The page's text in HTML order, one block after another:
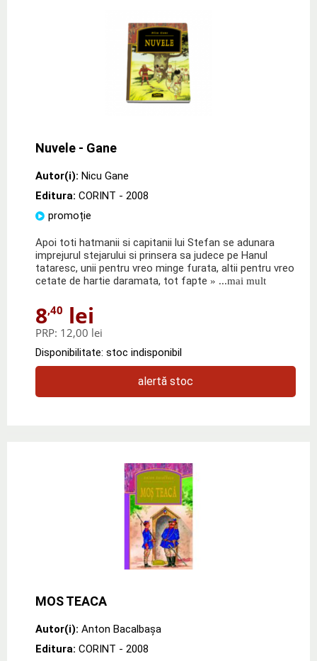
Nuvele - Gane
Autor(i): Nicu Gane
Editura: CORINT - 2008
promoție
Apoi toti hatmanii si capitanii lui Stefan se adunara
imprejurul stejarului si prinsera sa judece pe Hanul
tataresc, unii pentru vreo minge furata, altii pentru vreo
cetate de hartie daramata, tot fapte » ...mai mult
8,40 lei
PRP: 12,00 lei
Disponibilitate: stoc indisponibil
alertă stoc
MOS TEACA
Autor(i): Anton Bacalbaşa
Editura: CORINT - 2008